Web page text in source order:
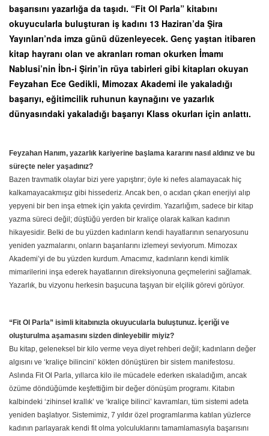
başarısını yazarlığa da taşıdı. “Fit Ol Parla” kitabını
okuyucularla buluşturan iş kadını 13 Haziran’da Şira
Yayınları’nda imza günü düzenleyecek. Genç yaştan itibaren
kitap hayranı olan ve akranları roman okurken İmamı
Nablusi’nin İbn-i Şirin’in rüya tabirleri gibi kitapları okuyan
Feyzahan Ece Gedikli, Mimozax Akademi ile yakaladığı
başarıyı, eğitimcilik ruhunun kaynağını ve yazarlık
dünyasındaki yakaladığı başarıyı Klass okurları için anlattı.
Feyzahan Hanım, yazarlık kariyerine başlama kararını nasıl aldınız ve bu
süreçte neler yaşadınız?
Bazen travmatik olaylar bizi yere yapıştırır; öyle ki nefes alamayacak hiç
kalkamayacakmışız gibi hissederiz. Ancak ben, o acıdan çıkan enerjiyi alıp
yepyeni bir ben inşa etmek için yakıta çevirdim. Yazarlığım, sadece bir kitap
yazma süreci değil; düştüğü yerden bir kraliçe olarak kalkan kadının
hikayesidir. Belki de bu yüzden kadınların kendi hayatlarının senaryosunu
yeniden yazmalarını, onların başarılarını izlemeyi seviyorum. Mimozax
Akademi’yi de bu yüzden kurdum. Amacımız, kadınların kendi kimlik
mimarilerini inşa ederek hayatlarının direksiyonuna geçmelerini sağlamak.
Yazarlık, bu vizyonu herkesin başucuna taşıyan bir elçilik görevi görüyor.
“Fit Ol Parla” isimli kitabınızla okuyucularla buluştunuz. İçeriği ve
oluşturulma aşamasını sizden dinleyebilir miyiz?
​Bu kitap, geleneksel bir kilo verme veya diyet rehberi değil; kadınların değer
algısını ve ‘kraliçe bilincini’ kökten dönüştüren bir sistem manifestosu.
Aslında Fit Ol Parla, yıllarca kilo ile mücadele ederken ıskaladığım, ancak
özüme döndüğümde keşfettiğim bir değer dönüşüm programı. Kitabın
kalbindeki ‘zihinsel krallık’ ve ‘kraliçe bilinci’ kavramları, tüm sistemi adeta
yeniden başlatıyor. Sistemimiz, 7 yıldır özel programlarıma katılan yüzlerce
kadının parlayarak kendi fit olma yolculuklarını tamamlamasıyla başarısını